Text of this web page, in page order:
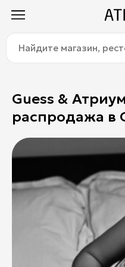
Как добраться
Магазины
Детям
О торговом центре
Найдите
магазин,
ресторан
Guess &
распродажа в